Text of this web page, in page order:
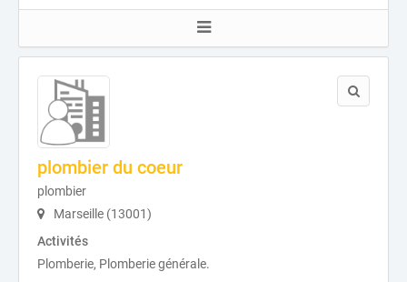
plombier du coeur
plombier
Marseille (13001)
Activités
Plomberie, Plomberie générale.